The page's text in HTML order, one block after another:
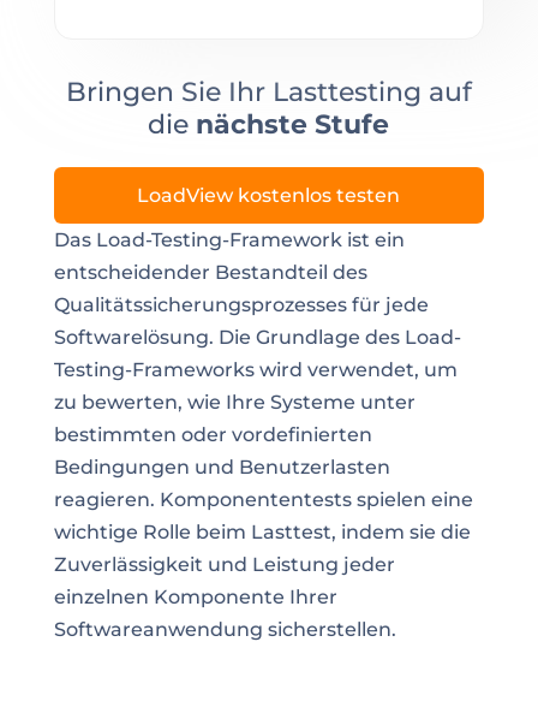
Das Load-Testing-Framework ist ein
entscheidender Bestandteil des
Qualitätssicherungsprozesses für jede
Softwarelösung. Die Grundlage des Load-
Testing-Frameworks wird verwendet, um
zu bewerten, wie Ihre Systeme unter
bestimmten oder vordefinierten
Bedingungen und Benutzerlasten
reagieren. Komponententests spielen eine
wichtige Rolle beim Lasttest, indem sie die
Zuverlässigkeit und Leistung jeder
einzelnen Komponente Ihrer
Softwareanwendung sicherstellen.
Bringen Sie Ihr Lasttesting auf
die nächste Stufe
LoadView kostenlos testen